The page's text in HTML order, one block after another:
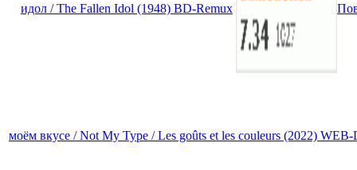
идол / The Fallen Idol (1948) BD-Remux
моём вкусе / Not My Type / Les goûts et les couleurs (2022)